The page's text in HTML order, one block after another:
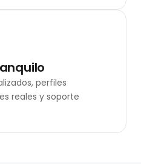
perfiles
reales y soporte